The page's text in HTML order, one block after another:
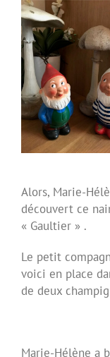
Alors, Marie-
découvert ce
« Gaultier » .
Le petit
voici en place
de deux
Marie-Hélène a